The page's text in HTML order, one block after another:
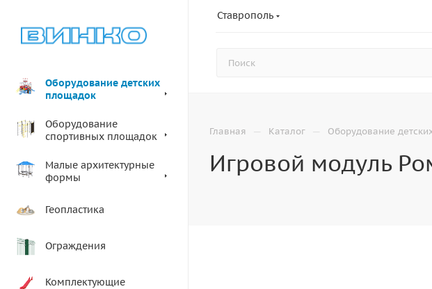
Ставрополь
Оборудование детских
площадок
Оборудование
спортивных площадок
Малые архитектурные
формы
Геопластика
Ограждения
Комплектующие
Главная — Каталог — Оборудование
Игровой модуль